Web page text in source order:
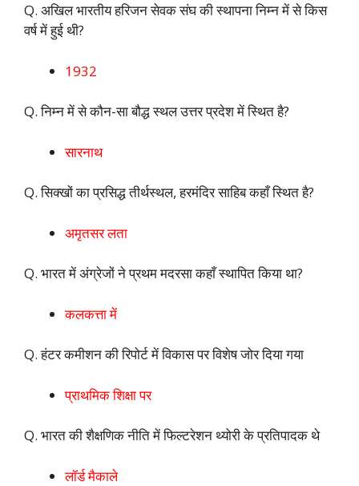
Q. अखिल भारतीय हरिजन सेवक संघ की स्थापना निम्न में से किस
वर्ष में हुई थी?
1932
Q. निम्न में से कौन-सा बौद्ध स्थल उत्तर प्रदेश में स्थित है?
सारनाथ
Q. सिक्खों का प्रसिद्ध तीर्थस्थल, हरमंदिर साहिब कहाँ स्थित है?
अमृतसर लता
Q. भारत में अंग्रेजों ने प्रथम मदरसा कहाँ स्थापित किया था?
कलकत्ता में
Q. हंटर कमीशन की रिपोर्ट में विकास पर विशेष जोर दिया गया
प्राथमिक शिक्षा पर
Q. भारत की शैक्षणिक नीति में फिल्टरेशन थ्योरी के प्रतिपादक थे
लॉर्ड मैकाले